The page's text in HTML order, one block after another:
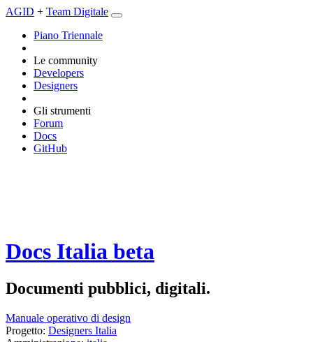
AGID + Team Digitale
Piano Triennale
Le community
Developers
Designers
Gli strumenti
Forum
Docs
GitHub
Docs Italia beta
Documenti pubblici, digitali.
Manuale operativo di design
Progetto: Designers Italia